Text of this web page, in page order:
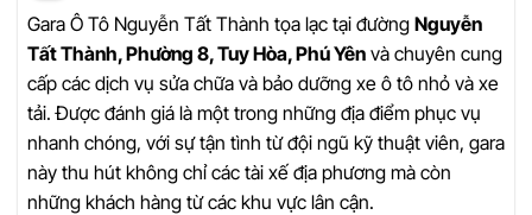
Gara Ô Tô Nguyễn Tất Thành tọa lạc tại đường Nguyễn
Tất Thành, Phường 8, Tuy Hòa, Phú Yên và chuyên cung
cấp các dịch vụ sửa chữa và bảo dưỡng xe ô tô nhỏ và xe
tải. Được đánh giá là một trong những địa điểm phục vụ
nhanh chóng, với sự tận tình từ đội ngũ kỹ thuật viên, gara
này thu hút không chỉ các tài xế địa phương mà còn
những khách hàng từ các khu vực lân cận.